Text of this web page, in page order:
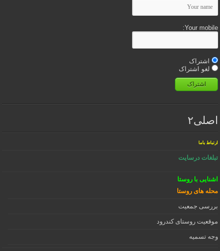
Your mobile:
اشتراک
لغو اشتراک
اشتراک
اصلی۲
ارتباط باما
تبلغات درسایت
اشنایی با روستا
محله های روستا
بررسی جمعیت
موقعیت روستای کندرود
وجه تسمیه